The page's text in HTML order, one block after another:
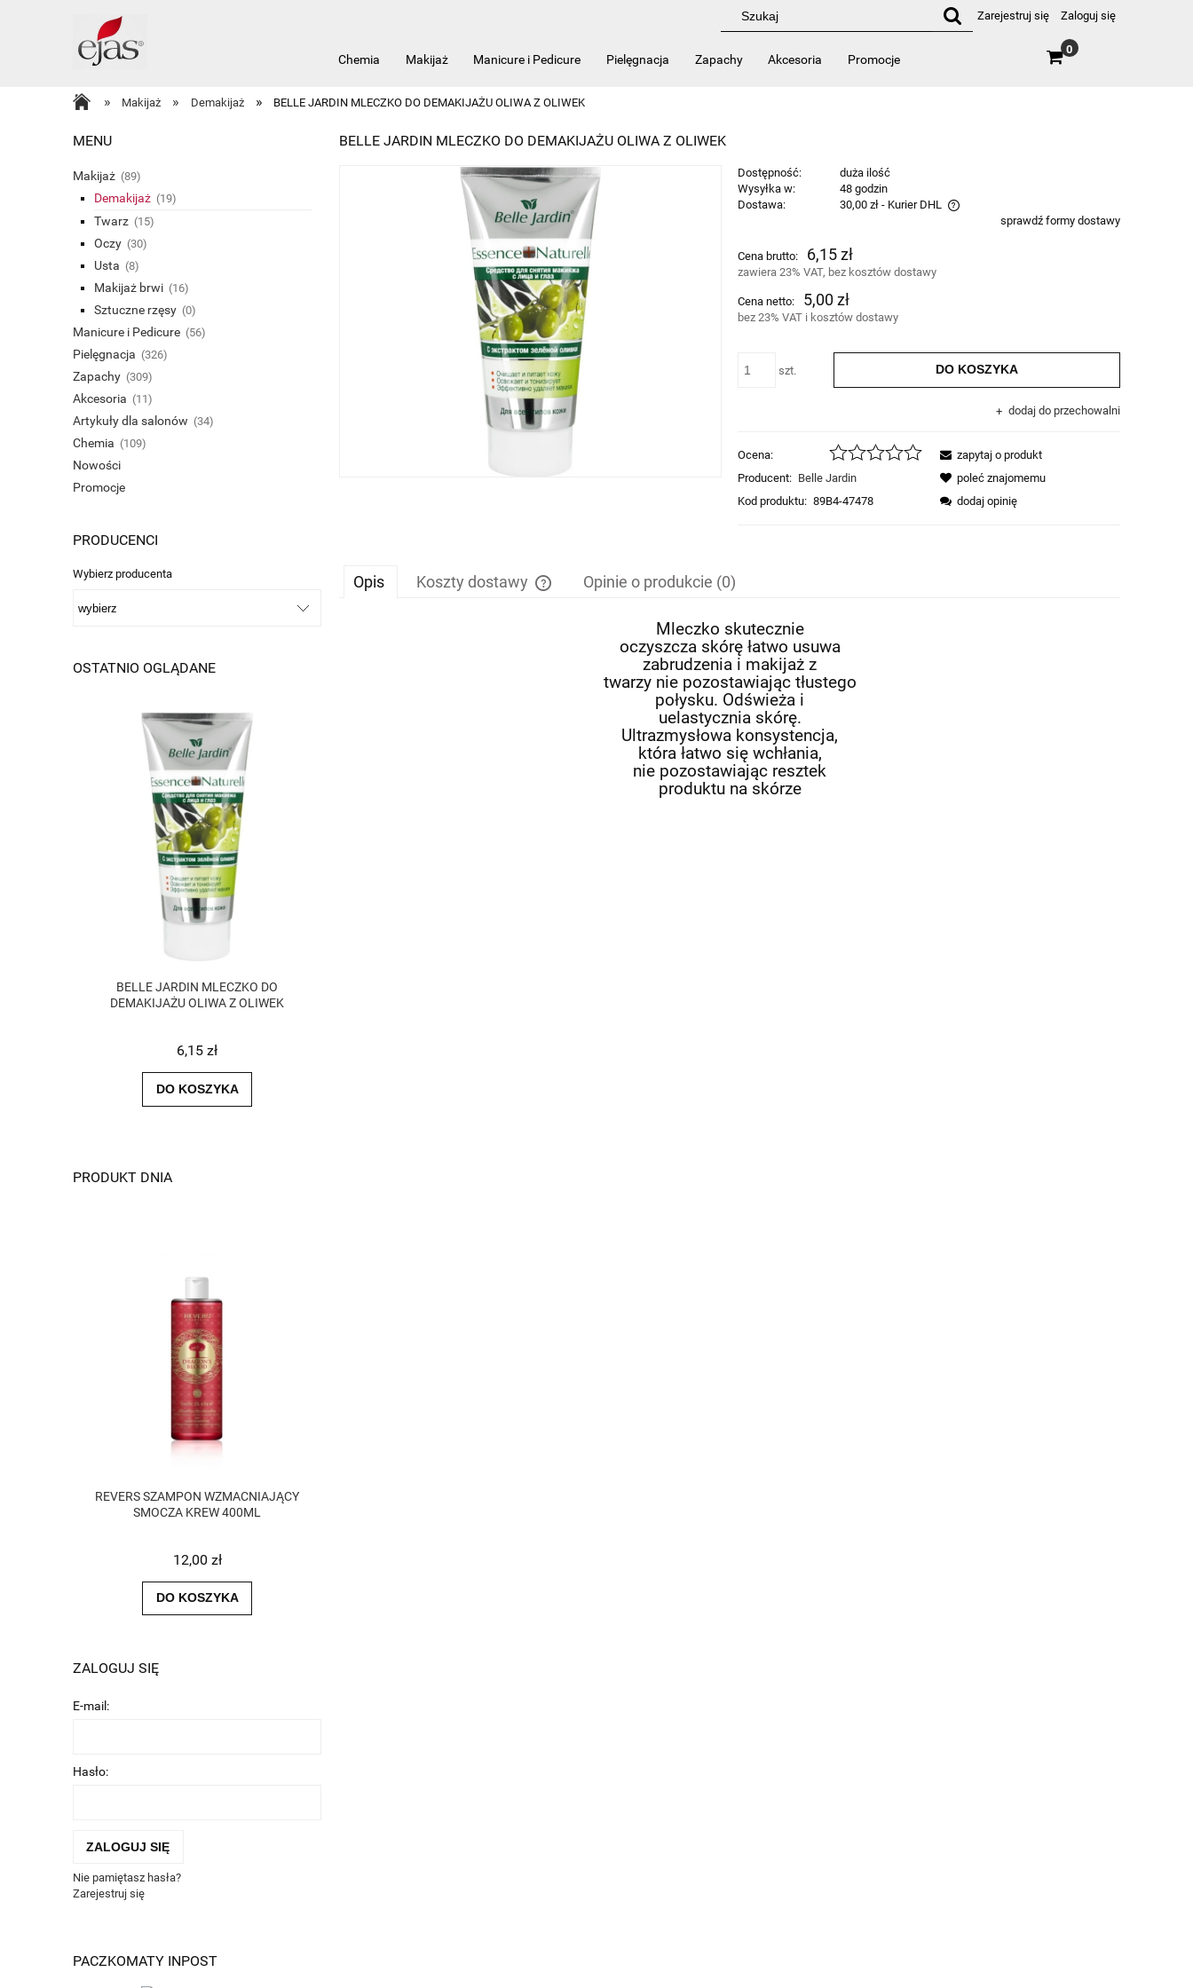
Zarejestruj się Zaloguj się
Chemia Makijaż Manicure i Pedicure Pielęgnacja Zapachy Akcesoria Promocje
0
» Makijaż » Demakijaż » BELLE JARDIN MLECZKO DO DEMAKIJAŻU OLIWA Z OLIWEK
MENU
Makijaż (89)
Demakijaż (19)
Twarz (15)
Oczy (30)
Usta (8)
Makijaż brwi (16)
Sztuczne rzęsy (0)
Manicure i Pedicure (56)
Pielęgnacja (326)
Zapachy (309)
Akcesoria (11)
Artykuły dla salonów (34)
Chemia (109)
Nowości
Promocje
PRODUCENCI
Wybierz producenta
OSTATNIO OGLĄDANE
BELLE JARDIN MLECZKO DO
DEMAKIJAŻU OLIWA Z OLIWEK
6,15 zł
DO KOSZYKA
PRODUKT DNIA
REVERS SZAMPON WZMACNIAJĄCY
SMOCZA KREW 400ML
12,00 zł
DO KOSZYKA
ZALOGUJ SIĘ
E-mail:
Hasło:
ZALOGUJ SIĘ
Nie pamiętasz hasła?
Zarejestruj się
PACZKOMATY INPOST
BELLE JARDIN MLECZKO DO DEMAKIJAŻU OLIWA Z OLIWEK
Dostępność:
duża ilość
Wysyłka w:
48 godzin
Dostawa:
30,00 zł - Kurier DHL
płatności
sprawdź formy dostawy
Cena brutto: 6,15 zł
zawiera 23% VAT, bez kosztów dostawy
Cena netto: 5,00 zł
bez 23% VAT i kosztów dostawy
szt. DO KOSZYKA
dodaj do przechowalni
Ocena:
Producent: Belle Jardin
Kod produktu: 89B4-47478
zapytaj o produkt
poleć znajomemu
dodaj opinię
Opis Koszty dostawy
Cena nie zawiera ewentualnych kosztów
Opinie o produkcie (0)
Mleczko skutecznie
oczyszcza skórę łatwo usuwa
zabrudzenia i makijaż z
twarzy nie pozostawiając tłustego
połysku. Odświeża i
uelastycznia skórę.
Ultrazmysłowa konsystencja,
która łatwo się wchłania,
nie pozostawiając resztek
produktu na skórze